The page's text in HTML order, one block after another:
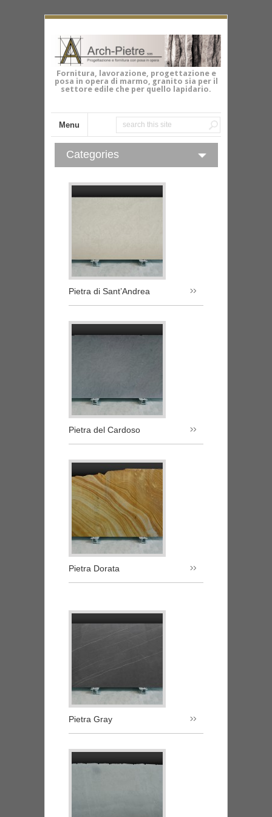
Fornitura, lavorazione, progettazione e
posa in opera di marmo, granito sia per il
settore edile che per quello lapidario.
Menu
Categories
Pietra di Sant’Andrea
Pietra del Cardoso
Pietra Dorata
Pietra Gray